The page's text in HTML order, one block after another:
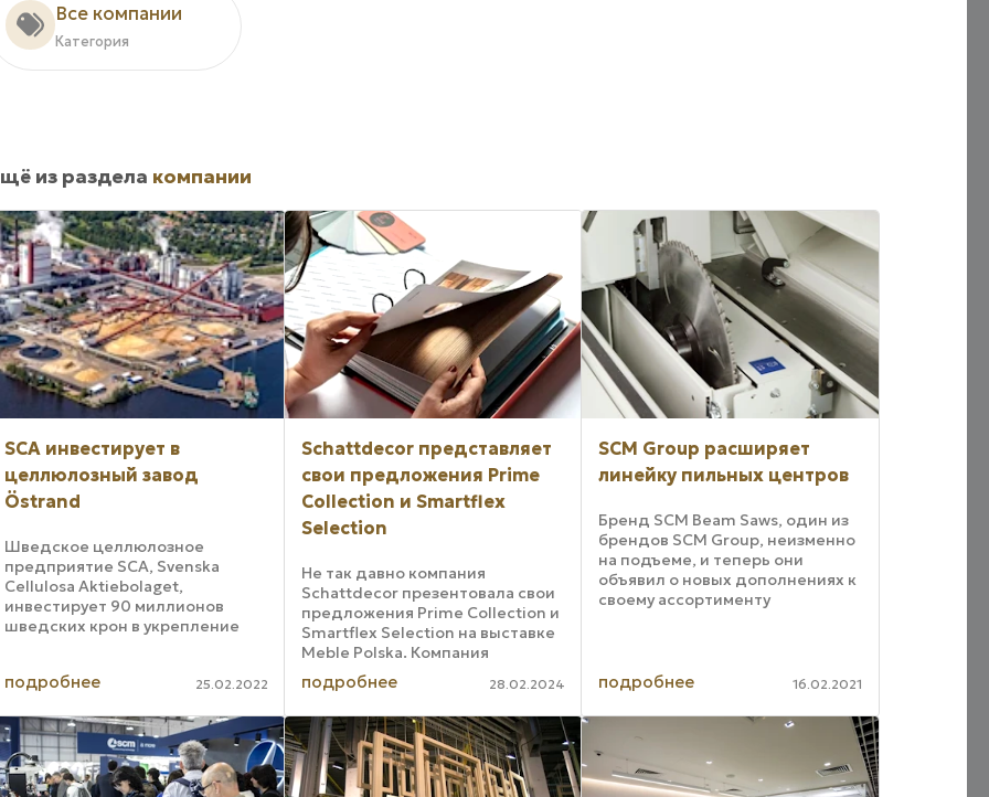
Все компании
Категория
из раздела компании
SCA инвестирует в
целлюлозный завод
Östrand
Шведское целлюлозное
предприятие SCA, Svenska
Cellulosa Aktiebolaget,
инвестирует 90 миллионов
шведских крон в укрепление
окружающей среды в Тимро. В
Ожидается, что эти новые ...
подробнее 25.02.2022
Schattdecor представляет
свои предложения Prime
Collection и Smartflex
Selection
Не так давно компания
Schattdecor презентовала свои
предложения Prime Collection и
Smartflex Selection на выставке
Meble Polska. Компания
представила новую коллекцию
пленок, одновременно
пополнив ассортимент пленок
новыми продуктами. В
ассортимент ...
подробнее 28.02.2024
SCM Group расширяет
линейку пильных центров
Бренд SCM Beam Saws, один из
брендов SCM Group, неизменно
на подъеме, и теперь они
объявил о новых дополнениях к
своему ассортименту
соответствовать различным
подробнее 16.02.2021